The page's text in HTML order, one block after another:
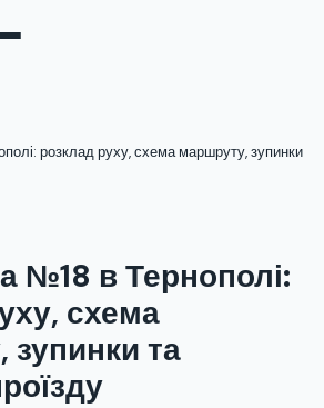
розклад руху, схема маршруту, зупинки
№18 в Тернополі:
схема
та